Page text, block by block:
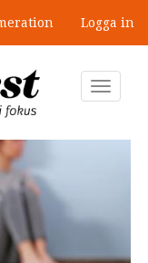
Logga in
Toggle
därför togs